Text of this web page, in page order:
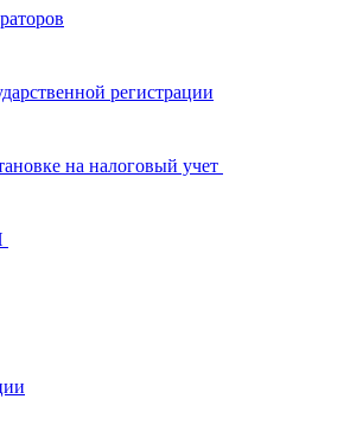
регистрации
на налоговый учет